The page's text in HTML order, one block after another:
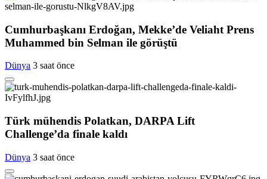
Cumhurbaşkanı Erdoğan, Mekke’de Veliaht Prens
Muhammed bin Selman ile görüştü
Dünya 3 saat önce
Türk mühendis Polatkan, DARPA Lift
Challenge’da finale kaldı
Dünya 3 saat önce